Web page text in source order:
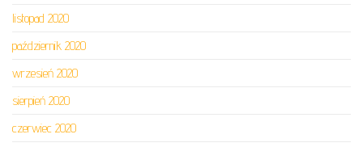
listopad 2020
październik 2020
wrzesień 2020
sierpień 2020
czerwiec 2020